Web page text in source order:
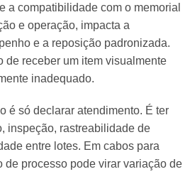
a compatibilidade com o memorial
e operação, impacta a
e a reposição padronizada.
de receber um item visualmente
inadequado.
é só declarar atendimento. É ter
inspeção, rastreabilidade de
entre lotes. Em cabos para
de processo pode virar variação de